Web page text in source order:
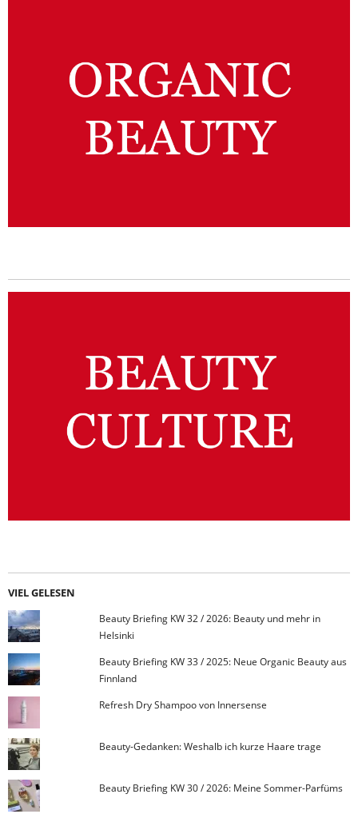
VIEL GELESEN
Beauty Briefing KW 32 / 2026: Beauty und mehr in
Helsinki
Beauty Briefing KW 33 / 2025: Neue Organic Beauty aus
Finnland
Refresh Dry Shampoo von Innersense
Beauty-Gedanken: Weshalb ich kurze Haare trage
Beauty Briefing KW 30 / 2026: Meine Sommer-Parfüms